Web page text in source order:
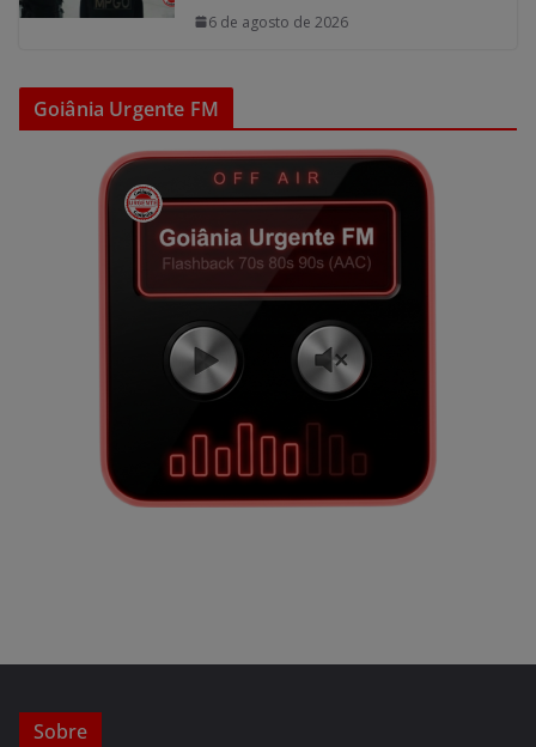
6 de agosto de 2026
Goiânia Urgente FM
Sobre